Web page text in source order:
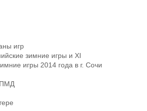
игр
зимние игры и XI
игры 2014 года в г. Сочи